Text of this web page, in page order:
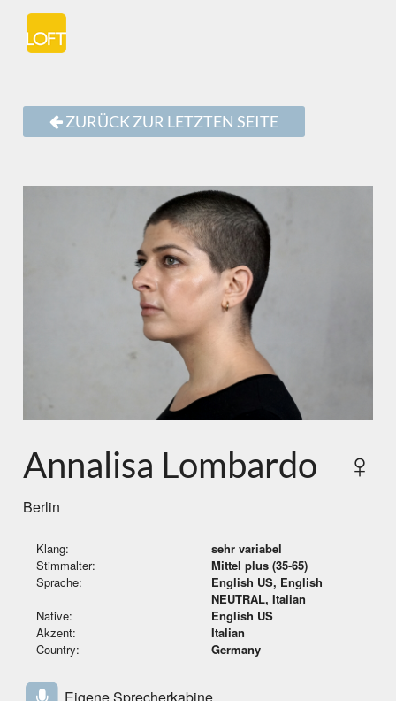
ZURÜCK ZUR LETZTEN SEITE
Annalisa Lombardo ♀
Berlin
Klang:
sehr variabel
Stimmalter:
Mittel plus (35-65)
Sprache:
English US, English
NEUTRAL, Italian
Native:
English US
Akzent:
Italian
Country:
Germany
Eigene Sprecherkabine